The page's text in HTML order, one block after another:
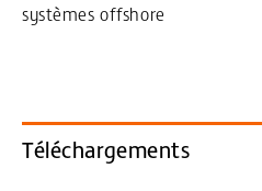
systèmes offshore
Téléchargements